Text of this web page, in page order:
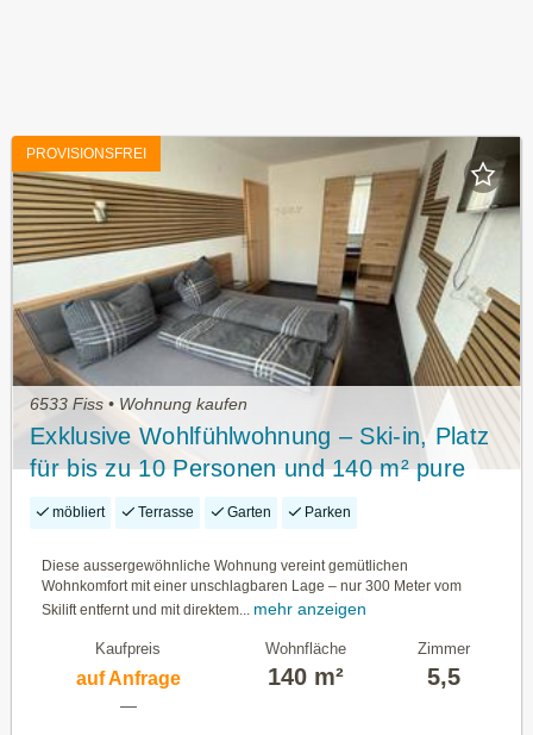
PROVISIONSFREI
6533 Fiss • Wohnung kaufen
Exklusive Wohlfühlwohnung – Ski-in, Platz
für bis zu 10 Personen und 140 m² pure
Renditechance in Fiss
möbliert Terrasse Garten Parken
Diese aussergewöhnliche Wohnung vereint gemütlichen
Wohnkomfort mit einer unschlagbaren Lage – nur 300 Meter vom
Skilift entfernt und mit direktem... mehr anzeigen
Kaufpreis
auf Anfrage
—
Wohnfläche
140 m²
Zimmer
5,5